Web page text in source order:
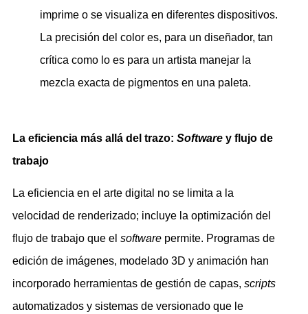
imprime o se visualiza en diferentes dispositivos.
La precisión del color es, para un diseñador, tan
crítica como lo es para un artista manejar la
mezcla exacta de pigmentos en una paleta.
La eficiencia más allá del trazo: Softwarey flujo de
trabajo
La eficiencia en el arte digital no se limita a la
velocidad de renderizado; incluye la optimización del
flujo de trabajo que el softwarepermite. Programas de
edición de imágenes, modelado 3D y animación han
incorporado herramientas de gestión de capas, scripts
automatizados y sistemas de versionado que le